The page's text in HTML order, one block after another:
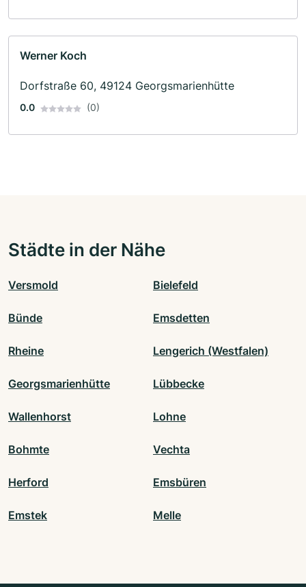
Werner Koch
Dorfstraße 60, 49124 Georgsmarienhütte
0.0 (0)
Städte in der Nähe
Versmold Bielefeld
Bünde Emsdetten
Rheine Lengerich (Westfalen)
Georgsmarienhütte Lübbecke
Wallenhorst Lohne
Bohmte Vechta
Herford Emsbüren
Emstek Melle